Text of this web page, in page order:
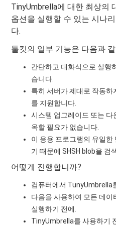
TinyUmbrella에 대한 최상의
옵션을 실행할 수 있는 시나
다.
툴킷의 일부 기능은 다음과
간단하고 대화식으로 실행
습니다.
특히 서버가 제대로 작동하
를 지원합니다.
시스템 업그레이드 또는
옥할 필요가 없습니다.
이 응용 프로그램의 유일한
기 때문에 SHSH blob을 검
어떻게 진행합니까?
컴퓨터에서 TunyUmbrella
다음을 사용하여 모든 데이
실행하기 전에.
TinyUmbrella를 사용하기